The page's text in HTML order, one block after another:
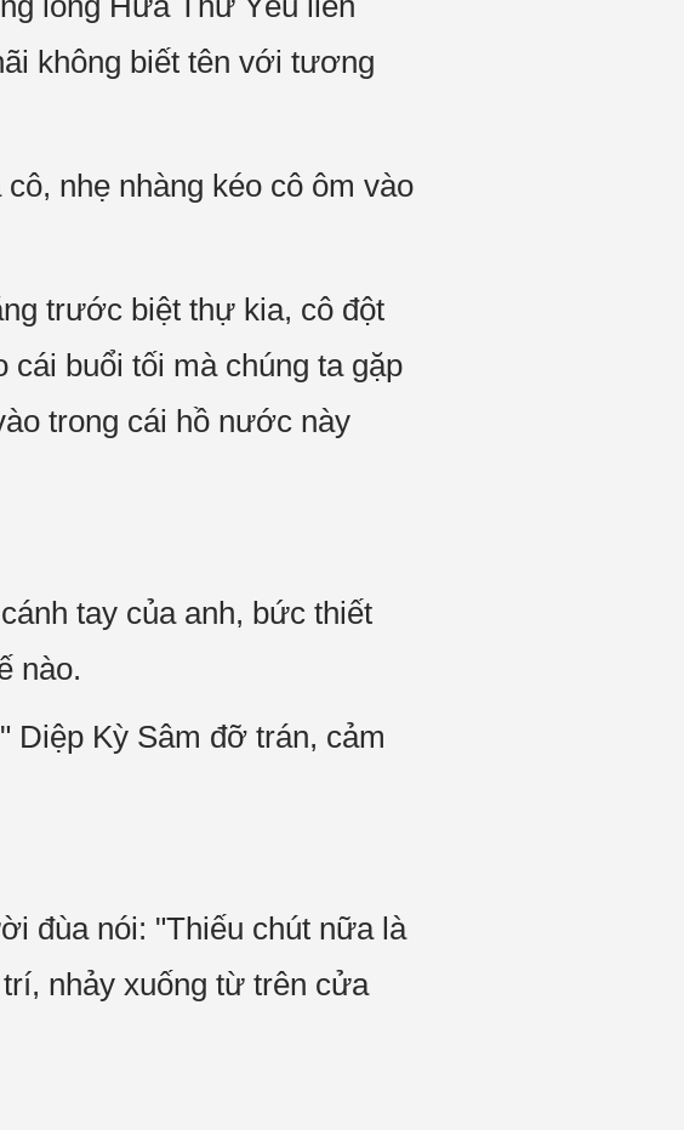
không biết tên với tương
nhẹ nhàng kéo cô ôm vào
trước biệt thự kia, cô đột
buổi tối mà chúng ta gặp
trong cái hồ nước này
tay của anh, bức thiết
nào.
Diệp Kỳ Sâm đỡ trán, cảm
đùa nói: "Thiếu chút nữa là
nhảy xuống từ trên cửa